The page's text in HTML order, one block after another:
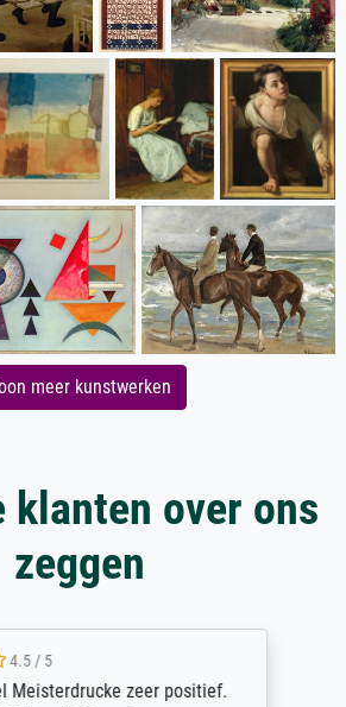
meer kunstwerken
klanten over ons
zeggen
4.5 / 5
Meisterdrucke zeer positief.